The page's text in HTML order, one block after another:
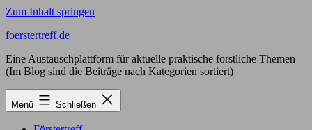
Zum Inhalt springen
foerstertreff.de
Eine Austauschplattform für aktuelle praktische forstliche Themen
(Im Blog sind die Beiträge nach Kategorien sortiert)
Menü Schließen